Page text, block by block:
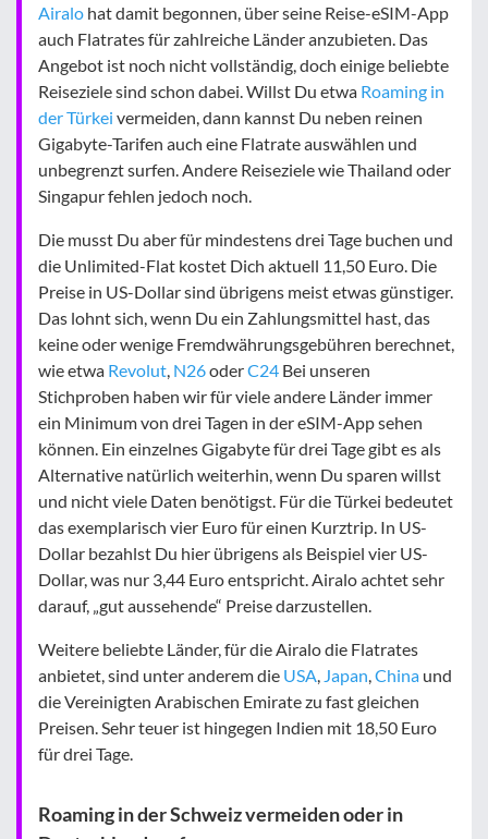
Airalo hat damit begonnen, über seine Reise-eSIM-App
auch Flatrates für zahlreiche Länder anzubieten. Das
Angebot ist noch nicht vollständig, doch einige beliebte
Reiseziele sind schon dabei. Willst Du etwa Roaming in
der Türkei vermeiden, dann kannst Du neben reinen
Gigabyte-Tarifen auch eine Flatrate auswählen und
unbegrenzt surfen. Andere Reiseziele wie Thailand oder
Singapur fehlen jedoch noch.
Die musst Du aber für mindestens drei Tage buchen und
die Unlimited-Flat kostet Dich aktuell 11,50 Euro. Die
Preise in US-Dollar sind übrigens meist etwas günstiger.
Das lohnt sich, wenn Du ein Zahlungsmittel hast, das
keine oder wenige Fremdwährungsgebühren berechnet,
wie etwa Revolut N26oderC24 Bei unseren
Stichproben haben wir für viele andere Länder immer
ein Minimum von drei Tagen in der eSIM-App sehen
können. Ein einzelnes Gigabyte für drei Tage gibt es als
Alternative natürlich weiterhin, wenn Du sparen willst
und nicht viele Daten benötigst. Für die Türkei bedeutet
das exemplarisch vier Euro für einen Kurztrip. In US-
Dollar bezahlst Du hier übrigens als Beispiel vier US-
Dollar, was nur 3,44 Euro entspricht. Airalo achtet sehr
darauf, „gut aussehende“ Preise darzustellen.
Weitere beliebte Länder, für die Airalo die Flatrates
anbietet, sind unter anderem die USA Japan China und
die Vereinigten Arabischen Emirate zu fast gleichen
Preisen. Sehr teuer ist hingegen Indien mit 18,50 Euro
für drei Tage.
Roaming in der Schweiz vermeiden oder in